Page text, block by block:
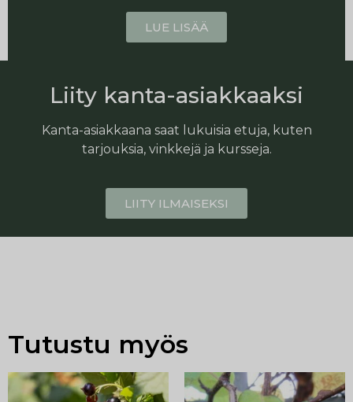
LUE LISÄÄ
Liity kanta-asiakkaaksi
Kanta-asiakkaana saat lukuisia etuja, kuten
tarjouksia, vinkkejä ja kursseja.
LIITY ILMAISEKSI
Tutustu myös